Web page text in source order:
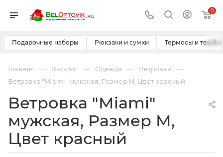
0
Подарочные наборы Рюкзаки и сумки Термосы и ›
Главная — Каталог — Одежда — Ветровки —
Ветровка "Miami" мужская, Размер M, Цвет красный
Ветровка "Miami"
мужская, Размер M,
Цвет красный